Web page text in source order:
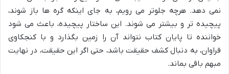
نمی دهد. هرچه جلوتر می رویم، به جای اینکه گره ها باز شوند،
پیچیده تر و بیشتر می شوند. این ساختار پیچیده، باعث می شود
خواننده تا پایان کتاب نتواند آن را زمین بگذارد و با کنجکاوی
فراوان، به دنبال کشف حقیقت باشد، حتی اگر این حقیقت، در نهایت
مبهم باقی بماند.